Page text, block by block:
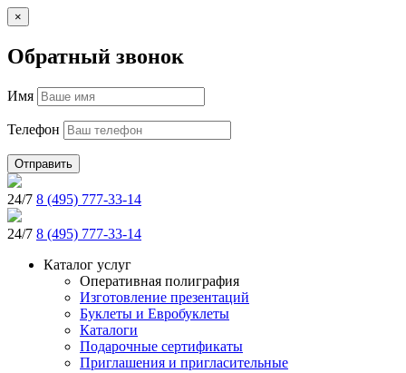
×
Обратный звонок
Имя
Телефон
Отправить
24/7 8 (495) 777-33-14
24/7 8 (495) 777-33-14
Каталог услуг
Оперативная полиграфия
Изготовление презентаций
Буклеты и Eвробуклеты
Каталоги
Подарочные сертификаты
Приглашения и пригласительные